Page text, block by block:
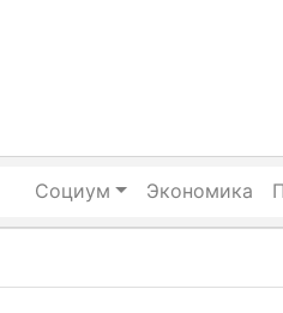
Социум Экономика